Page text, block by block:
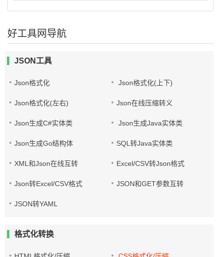
好工具网导航
JSON工具
Json格式化 Json格式化(上下)
Json格式化(左右) Json在线压缩转义
Json生成C#实体类 Json生成Java实体类
Json生成Go结构体 SQL转Java实体类
XML和Json在线互转 Excel/CSV转Json格式
Json转Excel/CSV格式 JSON和GET参数互转
JSON转YAML
格式化转换